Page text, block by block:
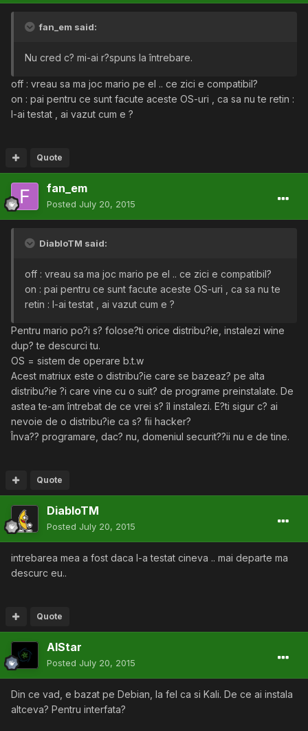
fan_em said:
Nu cred c? mi-ai r?spuns la întrebare.
off : vreau sa ma joc mario pe el .. ce zici e compatibil?
on : pai pentru ce sunt facute aceste OS-uri , ca sa nu te retin :
l-ai testat , ai vazut cum e ?
Quote
fan_em
Posted July 20, 2015
DiabloTM said:
off : vreau sa ma joc mario pe el .. ce zici e compatibil?
on : pai pentru ce sunt facute aceste OS-uri , ca sa nu te
retin : l-ai testat , ai vazut cum e ?
Pentru mario po?i s? folose?ti orice distribu?ie, instalezi wine
dup? te descurci tu.
OS = sistem de operare b.t.w
Acest matriux este o distribu?ie care se bazeaz? pe alta
distribu?ie ?i care vine cu o suit? de programe preinstalate. De
astea te-am întrebat de ce vrei s? îl instalezi. E?ti sigur c? ai
nevoie de o distribu?ie ca s? fii hacker?
Înva?? programare, dac? nu, domeniul securit??ii nu e de tine.
Quote
DiabloTM
Posted July 20, 2015
intrebarea mea a fost daca l-a testat cineva .. mai departe ma
descurc eu..
Quote
AlStar
Posted July 20, 2015
Din ce vad, e bazat pe Debian, la fel ca si Kali. De ce ai instala
altceva? Pentru interfata?